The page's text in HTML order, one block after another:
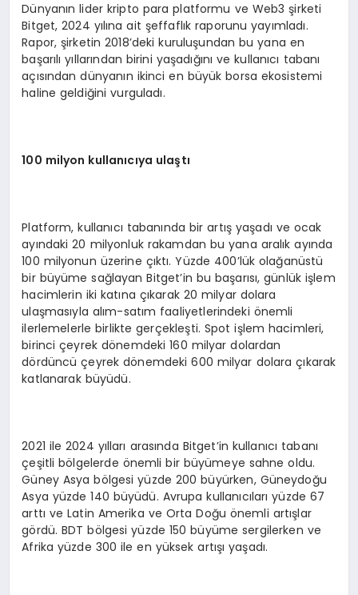
Dünyanın lider kripto para platformu ve Web3 şirketi
Bitget, 2024 yılına ait şeffaflık raporunu yayımladı.
Rapor, şirketin 2018’deki kuruluşundan bu yana en
başarılı yıllarından birini yaşadığını ve kullanıcı tabanı
açısından dünyanın ikinci en büyük borsa ekosistemi
haline geldiğini vurguladı.
100 milyon kullanıcıya ulaştı
Platform, kullanıcı tabanında bir artış yaşadı ve ocak
ayındaki 20 milyonluk rakamdan bu yana aralık ayında
100 milyonun üzerine çıktı. Yüzde 400’lük olağanüstü
bir büyüme sağlayan Bitget’in bu başarısı, günlük işlem
hacimlerin iki katına çıkarak 20 milyar dolara
ulaşmasıyla alım-satım faaliyetlerindeki önemli
ilerlemelerle birlikte gerçekleşti. Spot işlem hacimleri,
birinci çeyrek dönemdeki 160 milyar dolardan
dördüncü çeyrek dönemdeki 600 milyar dolara çıkarak
katlanarak büyüdü.
2021 ile 2024 yılları arasında Bitget’in kullanıcı tabanı
çeşitli bölgelerde önemli bir büyümeye sahne oldu.
Güney Asya bölgesi yüzde 200 büyürken, Güneydoğu
Asya yüzde 140 büyüdü. Avrupa kullanıcıları yüzde 67
arttı ve Latin Amerika ve Orta Doğu önemli artışlar
gördü. BDT bölgesi yüzde 150 büyüme sergilerken ve
Afrika yüzde 300 ile en yüksek artışı yaşadı.